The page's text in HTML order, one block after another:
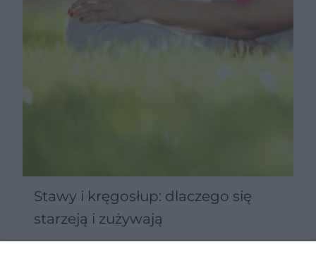
Stawy i kręgosłup: dlaczego się
starzeją i zużywają